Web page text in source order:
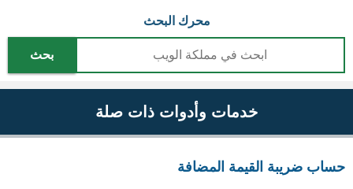
محرك البحث
بحث
خدمات وأدوات ذات صلة
حساب ضريبة القيمة المضافة